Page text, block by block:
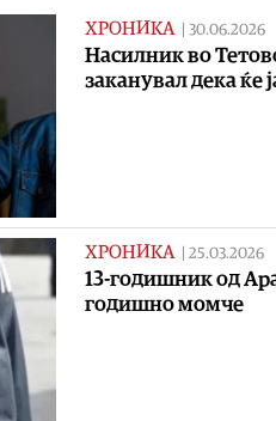
ХРОНИКА 30.06.2026
Насилник во
заканувал дека ќе
ХРОНИКА 25.03.2026
13-годишник од
годишно момче